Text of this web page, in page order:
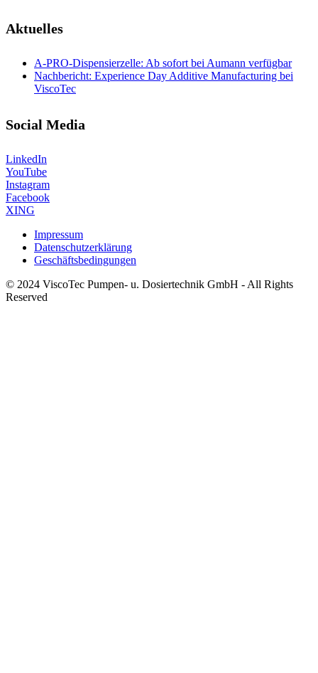
Aktuelles
A-PRO-Dispensierzelle: Ab sofort bei Aumann verfügbar
Nachbericht: Experience Day Additive Manufacturing bei
ViscoTec
Social Media
LinkedIn
YouTube
Instagram
Facebook
XING
Impressum
Datenschutzerklärung
Geschäftsbedingungen
© 2024 ViscoTec Pumpen- u. Dosiertechnik GmbH - All Rights
Reserved